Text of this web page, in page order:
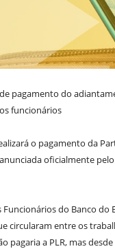
pagamento do
funcionários
o pagamento da
oficialmente
do Banco do
circularam entre os
pagaria a PLR, mas